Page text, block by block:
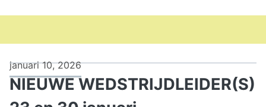
januari 10, 2026
NIEUWE WEDSTRIJDLEIDER(S)